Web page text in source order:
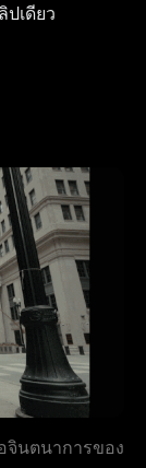
ปเดียว
จินตนาการของ